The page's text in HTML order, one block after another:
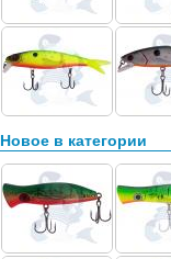
Новое в категории